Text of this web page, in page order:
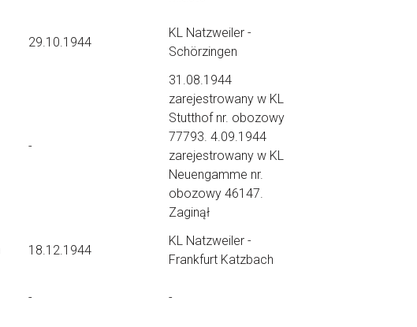
29.10.1944
KL Natzweiler -
Schörzingen
-
31.08.1944
zarejestrowany w KL
Stutthof nr. obozowy
77793. 4.09.1944
zarejestrowany w KL
Neuengamme nr.
obozowy 46147.
Zaginął
18.12.1944
KL Natzweiler -
Frankfurt Katzbach
- -